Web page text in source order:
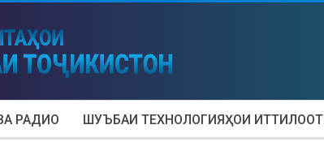
РАДИО ШУЪБАИ ТЕХНОЛОГИЯҲОИ ИТТИЛООТӢ